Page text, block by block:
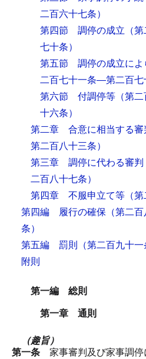
二百六十七条）
第四節 調停の成立 （
七十条）
第五節 調停の成立によ
二百七十一条―第二百七
第六節 付調停等 （第
十六条）
第二章 合意に相当する審
第二百八十三条）
第三章 調停に代わる審判
二百八十七条）
第四章 不服申立て等 （
第四編 履行の確保 （第二
条）
第五編 罰則 （第二百九十
附則
第一編 総則
第一章 通則
（趣旨）
第一条 家事審判及び家事調